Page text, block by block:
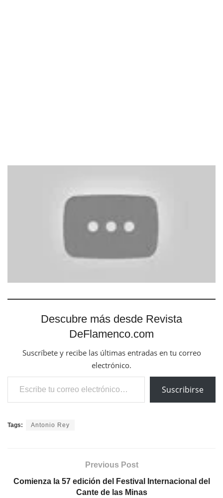
Descubre más desde Revista
DeFlamenco.com
Suscríbete y recibe las últimas entradas en tu correo
electrónico.
Escribe tu correo electrónico…
Suscribirse
Tags: Antonio Rey
Previous Post
Comienza la 57 edición del Festival Internacional del
Cante de las Minas